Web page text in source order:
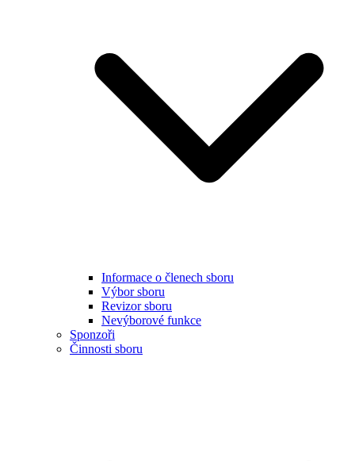
Informace o členech sboru
Výbor sboru
Revizor sboru
Nevýborové funkce
Sponzoři
Činnosti sboru